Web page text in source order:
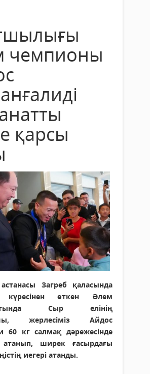
чемпионы
қарсы
Загреб қаласында
күресінен өткен Әлем
Сыр елінің
жерлесіміз Айдос
60 кг салмақ дәрежесінде
атанып, ширек ғасырдағы
иегері атанды.